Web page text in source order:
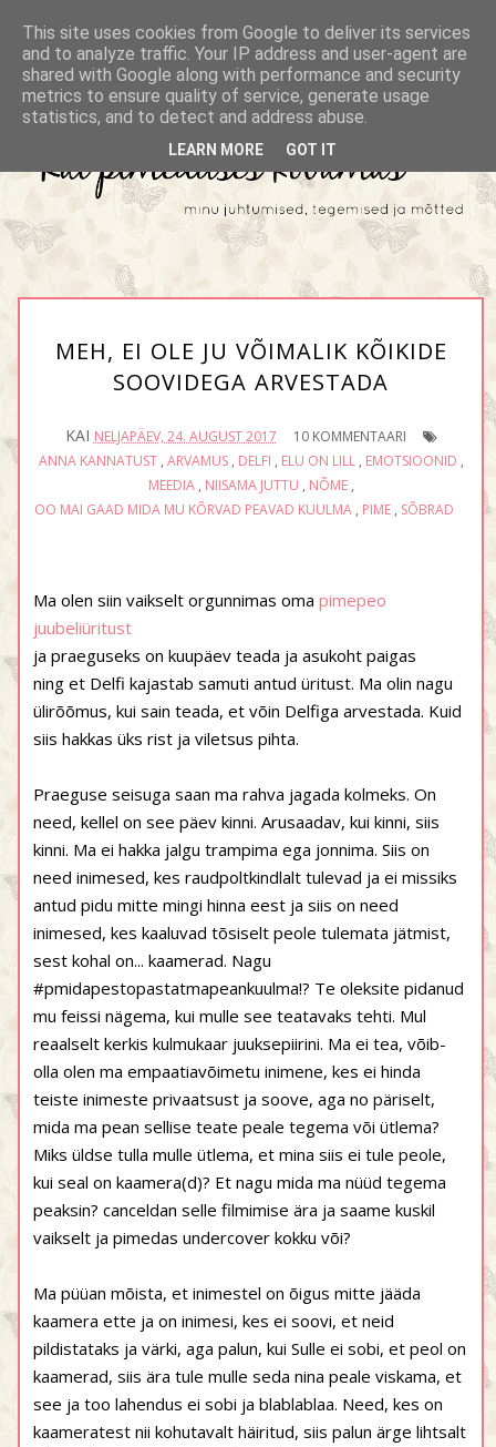
MEH, EI OLE JU VÕIMALIK KÕIKIDE
SOOVIDEGA ARVESTADA
KAI NELJAPÄEV, 24. AUGUST 2017
10 KOMMENTAARI
ANNA KANNATUST, ARVAMUS, DELFI , ELU ON LILL, EMOTSIOONID ,
MEEDIA, NIISAMA JUTTU , NÕME,
OO MAI GAAD MIDA MU KÕRVAD PEAVAD KUULMA , PIME , SÕBRAD
Ma olen siin vaikselt orgunnimas omapimepeo
juubeliüritust
ja praeguseks on kuupäev teada ja asukoht paigas
ning et Delfi kajastab samuti antud üritust. Ma olin nagu
ülirõõmus, kui sain teada, et võin Delfiga arvestada. Kuid
siis hakkas üks rist ja viletsus pihta.
Praeguse seisuga saan ma rahva jagada kolmeks. On
need, kellel on see päev kinni. Arusaadav, kui kinni, siis
kinni. Ma ei hakka jalgu trampima ega jonnima. Siis on
need inimesed, kes raudpoltkindlalt tulevad ja ei missiks
antud pidu mitte mingi hinna eest ja siis on need
inimesed, kes kaaluvad tõsiselt peole tulemata jätmist,
sest kohal on... kaamerad. Nagu
#pmidapestopastatmapeankuulma!? Te oleksite pidanud
mu feissi nägema, kui mulle see teatavaks tehti. Mul
reaalselt kerkis kulmukaar juuksepiirini. Ma ei tea, võib-
olla olen ma empaatiavõimetu inimene, kes ei hinda
teiste inimeste privaatsust ja soove, aga no päriselt,
mida ma pean sellise teate peale tegema või ütlema?
Miks üldse tulla mulle ütlema, et mina siis ei tule peole,
kui seal on kaamera(d)? Et nagu mida ma nüüd tegema
peaksin? canceldan selle filmimise ära ja saame kuskil
vaikselt ja pimedas undercover kokku või?
Ma püüan mõista, et inimestel on õigus mitte jääda
kaamera ette ja on inimesi, kes ei soovi, et neid
pildistataks ja värki, aga palun, kui Sulle ei sobi, et peol on
kaamerad, siis ära tule mulle seda nina peale viskama, et
see ja too lahendus ei sobi ja blablablaa. Need, kes on
kaameratest nii kohutavalt häiritud, siis palun ärge lihtsalt
This site uses cookies from Google to deliver its services
and to analyze traffic. Your IP address and user-agent are
shared with Google along with performance and security
metrics to ensure quality of service, generate usage
statistics, and to detect and address abuse.
LEARN MORE GOT IT